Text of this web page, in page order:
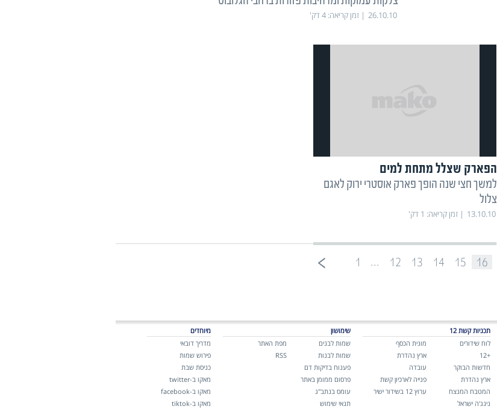
26.10.10 זמן קריאה:4 דק'
הפארק שצלל מתחת למים
למשך חצי שנה הופך פארק אוסטרי ירוק לאגם
צלול
13.10.10 זמן קריאה: 1 דק'
1 ... 12 13 14 15 16
תכניות קשת 12
לוח שידורים
+12
חדשות הבוקר
ארץ נהדרת
המטבח המנצח
נינג'ה ישראל
מונית הכסף
ארץ נהדרת
עובדה
פנייה לארכיון קשת
ערוץ 12 בשידור ישיר
שימושון
שמות לבנים
שמות לבנות
פענוח בדיקות דם
פרסום ממומן באתר
עומס בנתב"ג
תנאי שימוש
מפת האתר
RSS
מיוחדים
מדריך דובאי
פירוש שמות
כניסת שבת
מאקו ב-twitter
מאקו ב-facebook
מאקו ב-tiktok